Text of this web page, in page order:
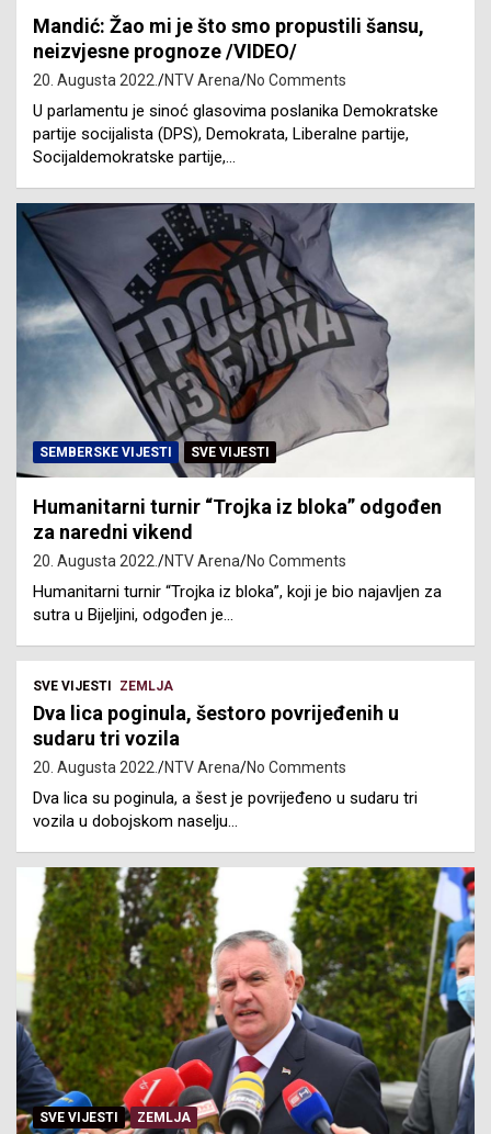
Mandić: Žao mi je što smo propustili šansu,
neizvjesne prognoze /VIDEO/
20. Augusta 2022. NTV Arena No Comments
U parlamentu je sinoć glasovima poslanika Demokratske
partije socijalista (DPS), Demokrata, Liberalne partije,
Socijaldemokratske partije,…
SEMBERSKE VIJESTI SVE VIJESTI
Humanitarni turnir “Trojka iz bloka” odgođen
za naredni vikend
20. Augusta 2022. NTV Arena No Comments
Humanitarni turnir “Trojka iz bloka”, koji je bio najavljen za
sutra u Bijeljini, odgođen je…
SVE VIJESTI ZEMLJA
Dva lica poginula, šestoro povrijeđenih u
sudaru tri vozila
20. Augusta 2022. NTV Arena No Comments
Dva lica su poginula, a šest je povrijeđeno u sudaru tri
vozila u dobojskom naselju…
SVE VIJESTI ZEMLJA